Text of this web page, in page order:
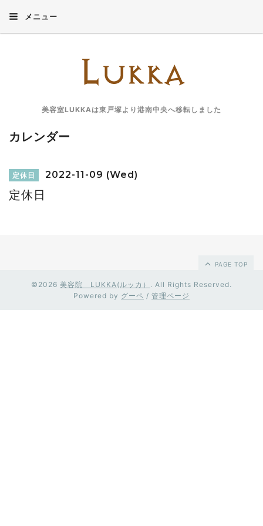
メニュー
美容室LUKKAは東戸塚より港南中央へ移転しました
カレンダー
定休日 2022-11-09 (Wed)
定休日
PAGE TOP
©2026 美容院 LUKKA(ルッカ） . All Rights Reserved.
Powered by グーペ / 管理ページ